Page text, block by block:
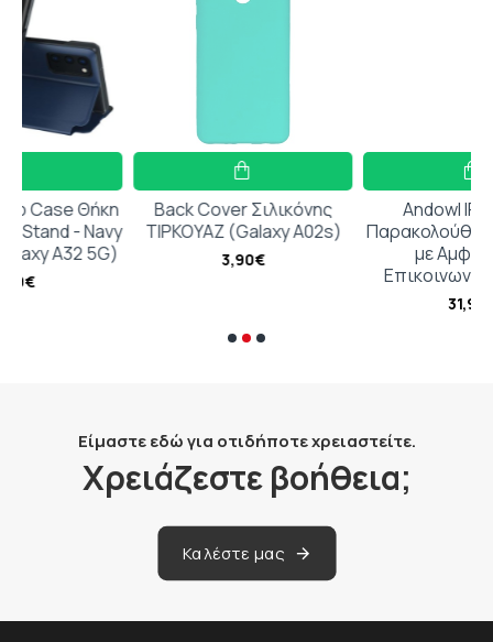
Back Cover Σιλικόνης
ΤΙΡΚΟΥΑΖ (Galaxy A02s)
Andowl IP Κάμερα
Παρακολούθησης Wi-Fi 4K
με Αμφίδρομη
Επικοινωνία Q-SX061
Είμαστε εδώ για οτιδήποτε χρειαστείτε.
Χρειάζεστε βοήθεια;
Καλέστε μας